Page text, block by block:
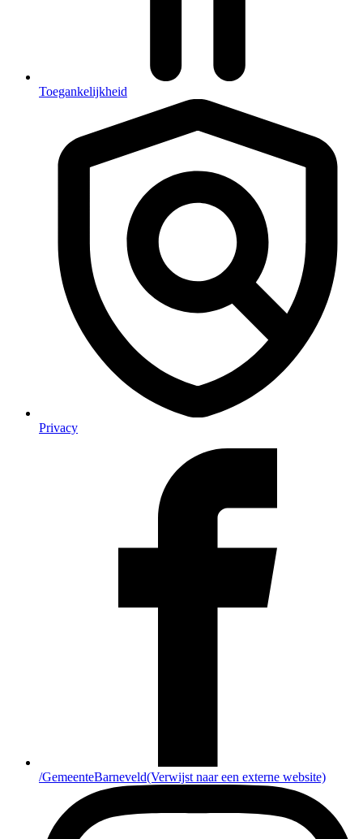
Toegankelijkheid
Privacy
/GemeenteBarneveld(Verwijst naar een externe website)